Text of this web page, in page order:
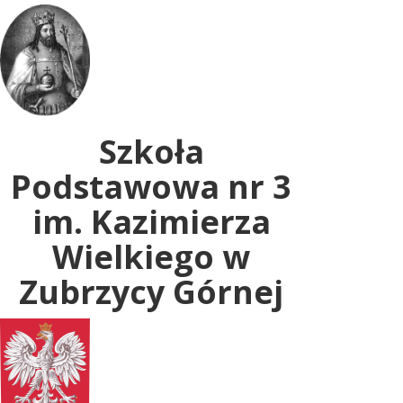
Uwaga:
ta
witryna
zawiera
system
dostępności.
Szkoła
Podstawowa nr 3
im. Kazimierza
Wielkiego w
Zubrzycy Górnej